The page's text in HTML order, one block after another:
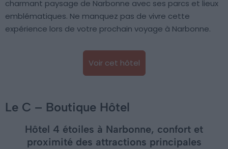
charmant paysage de Narbonne avec ses parcs et lieux
emblématiques. Ne manquez pas de vivre cette
expérience lors de votre prochain voyage à Narbonne.
Voir cet hôtel
Le C – Boutique Hôtel
Hôtel 4 étoiles à Narbonne, confort et
proximité des attractions principales